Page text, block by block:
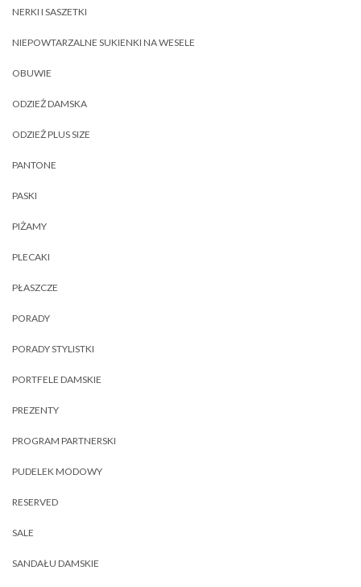
NERKI I SASZETKI
NIEPOWTARZALNE SUKIENKI NA WESELE
OBUWIE
ODZIEŻ DAMSKA
ODZIEŻ PLUS SIZE
PANTONE
PASKI
PIŻAMY
PLECAKI
PŁASZCZE
PORADY
PORADY STYLISTKI
PORTFELE DAMSKIE
PREZENTY
PROGRAM PARTNERSKI
PUDELEK MODOWY
RESERVED
SALE
SANDAŁU DAMSKIE